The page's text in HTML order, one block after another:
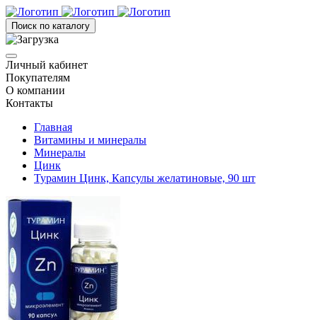
Поиск по каталогу
Личный кабинет
Покупателям
О компании
Контакты
Главная
Витамины и минералы
Минералы
Цинк
Турамин Цинк, Капсулы желатиновые, 90 шт